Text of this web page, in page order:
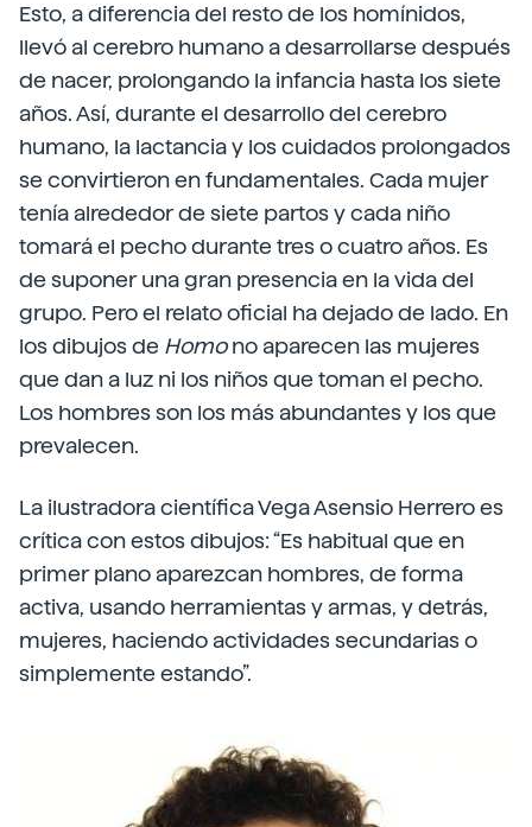
Esto, a diferencia del resto de los homínidos,
llevó al cerebro humano a desarrollarse después
de nacer, prolongando la infancia hasta los siete
años. Así, durante el desarrollo del cerebro
humano, la lactancia y los cuidados prolongados
se convirtieron en fundamentales. Cada mujer
tenía alrededor de siete partos y cada niño
tomará el pecho durante tres o cuatro años. Es
de suponer una gran presencia en la vida del
grupo. Pero el relato oficial ha dejado de lado. En
los dibujos de Homono aparecen las mujeres
que dan a luz ni los niños que toman el pecho.
Los hombres son los más abundantes y los que
prevalecen.
La ilustradora científica Vega Asensio Herrero es
crítica con estos dibujos: “Es habitual que en
primer plano aparezcan hombres, de forma
activa, usando herramientas y armas, y detrás,
mujeres, haciendo actividades secundarias o
simplemente estando”.